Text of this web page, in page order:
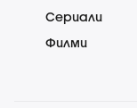
Сериали
Филми